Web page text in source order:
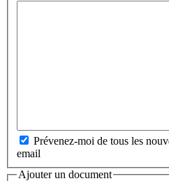
Prévenez-moi de tous les
email
Ajouter un document